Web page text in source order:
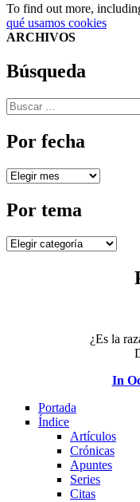
To find out more,
qué usamos cookies
ARCHIVOS
Búsqueda
Buscar
por:
Por fecha
Por
Por tema
Por
¿Es la
In
Portada
Índice
Artículos
Crónicas
Apuntes
Series
Citas